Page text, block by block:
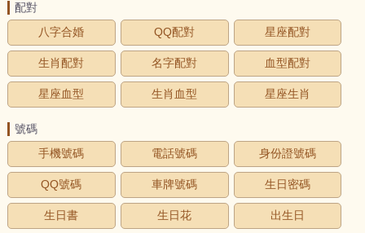
配對
八字合婚
QQ配對 星座配對
生肖配對 名字配對 血型配對
星座血型 生肖血型 星座生肖
號碼
手機號碼
電話號碼 身份證號碼
QQ號碼 車牌號碼 生日密碼
生日書 生日花 出生日